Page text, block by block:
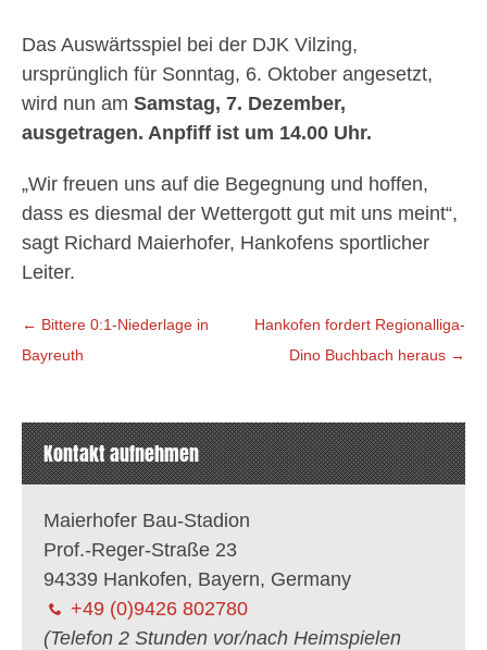
Das Auswärtsspiel bei der DJK Vilzing,
ursprünglich für Sonntag, 6. Oktober angesetzt,
wird nun am Samstag, 7. Dezember,
ausgetragen. Anpfiff ist um 14.00 Uhr.
„Wir freuen uns auf die Begegnung und hoffen,
dass es diesmal der Wettergott gut mit uns meint“,
sagt Richard Maierhofer, Hankofens sportlicher
Leiter.
Beitragsnavigation
← Bittere 0:1-Niederlage in
Bayreuth
Hankofen fordert Regionalliga-
Dino Buchbach heraus →
Kontakt aufnehmen
Maierhofer Bau-Stadion
Prof.-Reger-Straße 23
94339 Hankofen, Bayern, Germany
+49 (0)9426 802780
(Telefon 2 Stunden vor/nach Heimspielen